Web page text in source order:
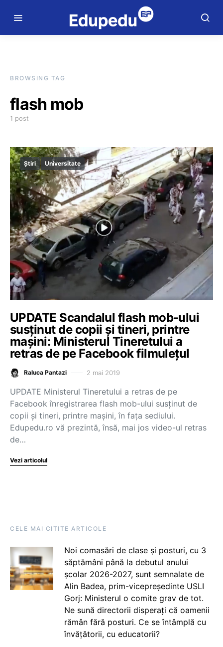
BROWSING TAG
flash mob
1 post
Știri Universitate
UPDATE Scandalul flash mob-ului
susținut de copii și tineri, printre
mașini: Ministerul Tineretului a
retras de pe Facebook filmulețul
Raluca Pantazi 2 mai 2019
UPDATE Ministerul Tineretului a retras de pe
Facebook înregistrarea flash mob-ului susținut de
copii și tineri, printre mașini, în fața sediului.
Edupedu.ro vă prezintă, însă, mai jos video-ul retras
de…
Vezi articolul
CELE MAI CITITE ARTICOLE
Noi comasări de clase și posturi, cu 3
săptămâni până la debutul anului
școlar 2026-2027, sunt semnalate de
Alin Badea, prim-vicepreședinte USLI
Gorj: Ministerul o comite grav de tot.
Ne sună directorii disperați că oamenii
rămân fără posturi. Ce se întâmplă cu
învățătorii, cu educatorii?